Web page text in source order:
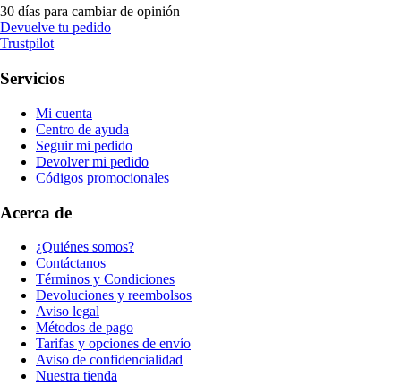
30 días para cambiar de opinión
Devuelve tu pedido
Trustpilot
Servicios
Mi cuenta
Centro de ayuda
Seguir mi pedido
Devolver mi pedido
Códigos promocionales
Acerca de
¿Quiénes somos?
Contáctanos
Términos y Condiciones
Devoluciones y reembolsos
Aviso legal
Métodos de pago
Tarifas y opciones de envío
Aviso de confidencialidad
Nuestra tienda